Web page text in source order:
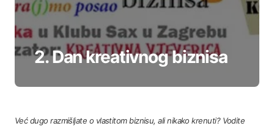
2. Dan kreativnog biznisa
Već dugo razmišljate o vlastitom biznisu, ali nikako krenuti? Vodite